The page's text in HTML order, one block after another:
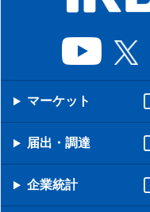
マーケット
届出・調達
企業統計